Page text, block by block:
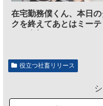
在宅勤務僕くん、本日の
クを終えてあとはミーテ
役立つ社畜リリース